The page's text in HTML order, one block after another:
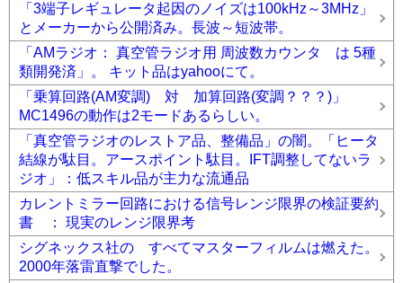
「3端子レギュレータ起因のノイズは100kHz～3MHz」
とメーカーから公開済み。長波～短波帯。
「AMラジオ： 真空管ラジオ用 周波数カウンタ は 5種
類開発済」。 キット品はyahooにて。
「乗算回路(AM変調) 対 加算回路(変調？？？)」
MC1496の動作は2モードあるらしい。
「真空管ラジオのレストア品、整備品」の闇。「ヒータ
結線が駄目。アースポイント駄目。IFT調整してないラ
ジオ」：低スキル品が主力な流通品
カレントミラー回路における信号レンジ限界の検証要約
書 ： 現実のレンジ限界考
シグネックス社の すべてマスターフィルムは燃えた。
2000年落雷直撃でした。